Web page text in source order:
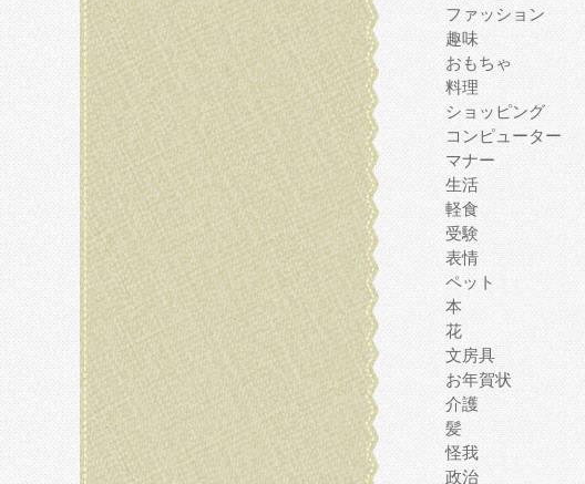
ファッション
趣味
おもちゃ
料理
ショッピング
コンピューター
マナー
生活
軽食
受験
表情
ペット
本
花
文房具
お年賀状
介護
髪
怪我
政治